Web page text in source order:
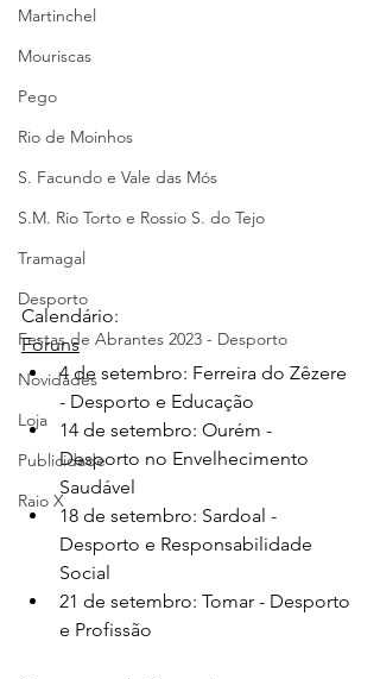
Martinchel
Mouriscas
Pego
Rio de Moinhos
S. Facundo e Vale das Mós
S.M. Rio Torto e Rossio S. do Tejo
Tramagal
Desporto
Festas de Abrantes 2023 - Desporto
Novidades
Loja
Publicidade
Raio X
Calendário:
Fóruns
4 de setembro: Ferreira do Zêzere
- Desporto e Educação
14 de setembro: Ourém -
Desporto no Envelhecimento
Saudável
18 de setembro: Sardoal -
Desporto e Responsabilidade
Social
21 de setembro: Tomar - Desporto
e Profissão